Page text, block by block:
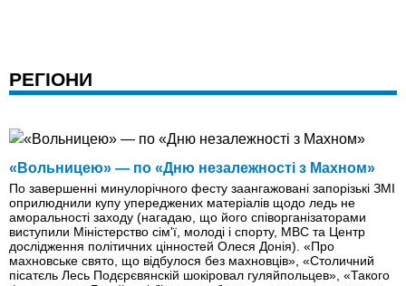
РЕГІОНИ
«Вольницею» — по «Дню незалежності з Махном»
По завершенні минулорічного фесту заангажовані запорізькі ЗМІ
оприлюднили купу упереджених матеріалів щодо ледь не
аморальності заходу (нагадаю, що його співорганізаторами
виступили Міністерство сім'ї, молоді і спорту, МВС та Центр
дослідження політичних цінностей Олеся Донія). «Про
махновське свято, що відбулося без махновців», «Столичний
пісатєль Лесь Подєрєвянскій шокіровал гуляйпольцев», «Такого